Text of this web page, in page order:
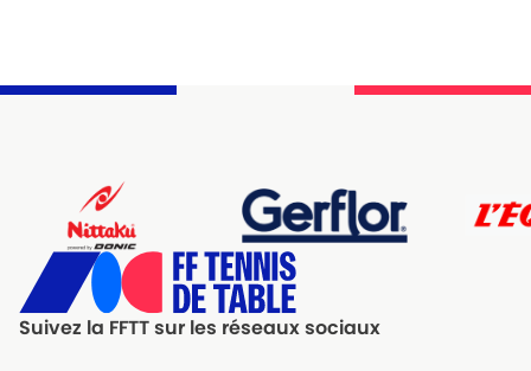
Suivez la FFTT sur les réseaux sociaux